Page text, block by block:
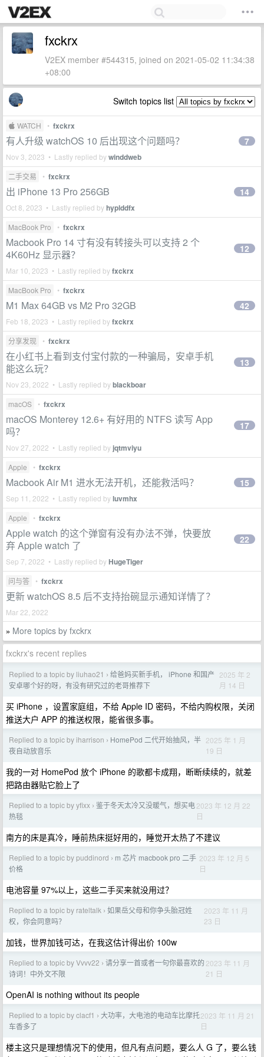
fxckrx
V2EX member #544315, joined on 2021-05-02 11:34:38
+08:00
Switch topics list
 WATCH • fxckrx
有人升级 watchOS 10 后出现这个问题吗？
Nov 3, 2023 • Lastly replied bywinddweb
7
二手交易 • fxckrx
出 iPhone 13 Pro 256GB
Oct 8, 2023 • Lastly replied byhyplddfx
14
MacBook Pro • fxckrx
Macbook Pro 14 寸有没有转接头可以支持 2 个
4K60Hz 显示器？
Mar 10, 2023 • Lastly replied byfxckrx
12
MacBook Pro • fxckrx
M1 Max 64GB vs M2 Pro 32GB
Feb 18, 2023 • Lastly replied byfxckrx
42
分享发现 • fxckrx
在小红书上看到支付宝付款的一种骗局，安卓手机
能这么玩？
Nov 23, 2022 • Lastly replied byblackboar
13
macOS • fxckrx
macOS Monterey 12.6+ 有好用的 NTFS 读写 App
吗？
Nov 27, 2022 • Lastly replied by jqtmviyu
17
Apple • fxckrx
Macbook Air M1 进水无法开机，还能救活吗？
Sep 11, 2022 • Lastly replied byluvmhx
15
Apple • fxckrx
Apple watch 的这个弹窗有没有办法不弹，快要放
弃 Apple watch 了
Sep 7, 2022 • Lastly replied byHugeTiger
22
问与答 • fxckrx
更新 watchOS 8.5 后不支持抬碗显示通知详情了？
Mar 22, 2022
» More topics by fxckrx
fxckrx's recent replies
Replied to a topic by liuhao21 › 给爸妈买新手机， iPhone 和国产
安卓哪个好的呀，有没有研究过的老哥推荐下
2025 年 2
月 14 日
买 iPhone ，设置家庭组，不给 Apple ID 密码，不给内购权限，关闭
推送大户 APP 的推送权限，能省很多事。
Replied to a topic by iharrison › HomePod 二代开始抽风，半
夜自动放音乐
2025 年 1 月
19 日
我的一对 HomePod 放个 iPhone 的歌都卡成翔，断断续续的，就差
把路由器贴它脸上了
Replied to a topic by yfixx › 鉴于冬天太冷又没暖气，想买电
热毯
2023 年 12 月 22
日
南方的床是真冷，睡前热床挺好用的，睡觉开太热了不建议
Replied to a topic by puddinord › m 芯片 macbook pro 二手
价格
2023 年 12 月 5
日
电池容量 97%以上，这些二手买来就没用过？
Replied to a topic by rateltalk › 如果岳父母和你争头胎冠姓
权，你会同意吗？
2023 年 11 月
23 日
加钱，世界加钱可达，在我这估计得出价 100w
Replied to a topic by Vvvv22 › 请分享一首或者一句你最喜欢的
诗词！中外文不限
2023 年 11 月
21 日
OpenAI is nothing without its people
Replied to a topic by clacf1 › 大功率，大电池的电动车比摩托
车香多了
2023 年 11 月 21
日
楼主这只是理想情况下的使用，但凡有点问题，要么人 G 了，要么钱